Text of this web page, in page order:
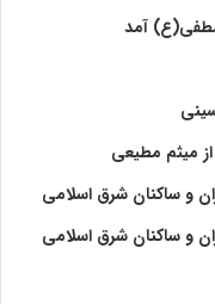
آمد
میثم مطیعی
و ساکنان شرق اسلامی
و ساکنان شرق اسلامی